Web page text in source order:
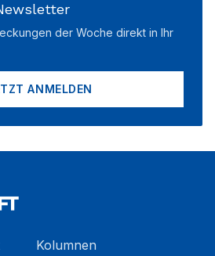
der Woche direkt in Ihr
ANMELDEN
Kolumnen